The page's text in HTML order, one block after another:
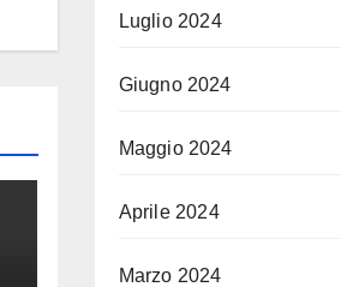
Luglio 2024
Giugno 2024
Maggio 2024
Aprile 2024
Marzo 2024